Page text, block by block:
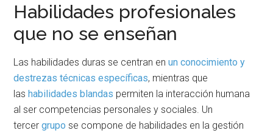
Habilidades profesionales
que no se enseñan
Las habilidades duras se centran enun conocimiento y
destrezas técnicas específicas, mientras que
lashabilidades blandas permiten la interacción humana
al ser competencias personales y sociales. Un
tercergrupo se compone de habilidades en la gestión